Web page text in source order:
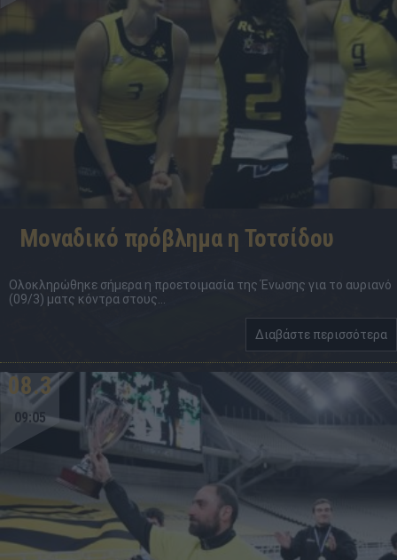
Μοναδικό πρόβλημα η Τοτσίδου
Ολοκληρώθηκε σήμερα η προετοιμασία της Ένωσης για το αυριανό
(09/3) ματς κόντρα στους...
Διαβάστε περισσότερα
08.3
09:05